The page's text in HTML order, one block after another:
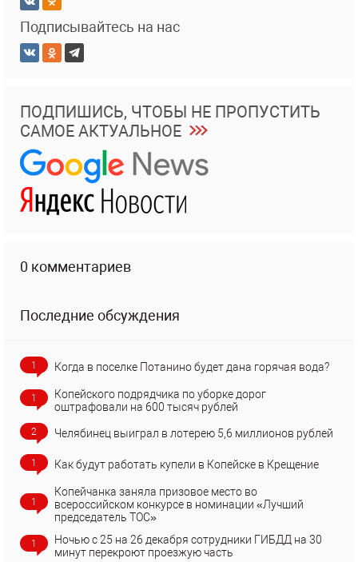
Подписывайтесь на нас
ПОДПИШИСЬ, ЧТОБЫ НЕ ПРОПУСТИТЬ
САМОЕ АКТУАЛЬНОЕ
0 комментариев
Последние обсуждения
1 Когда в поселке Потанино будет дана горячая вода?
1
Копейского подрядчика по уборке дорог
оштрафовали на 600 тысяч рублей
2 Челябинец выиграл в лотерею 5,6 миллионов рублей
1 Как будут работать купели в Копейске в Крещение
1
Копейчанка заняла призовое место во
всероссийском конкурсе в номинации «Лучший
председатель ТОС»
1
Ночью с 25 на 26 декабря сотрудники ГИБДД на 30
минут перекроют проезжую часть